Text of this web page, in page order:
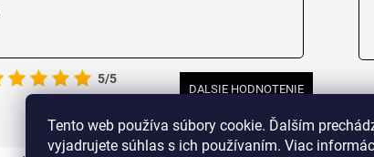
Tento web používa súbory cookie. Ďalším
vyjadrujete súhlas s ich používaním. Viac
5/5
DALSIE HODNOTENIE